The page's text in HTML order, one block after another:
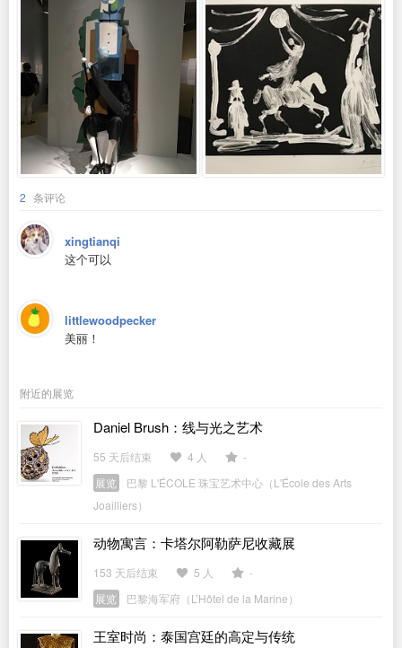
2 条评论
xingtianqi
这个可以
littlewoodpecker
美丽！
附近的展览
Daniel Brush：线与光之艺术
55 天后结束 4 人
-
展览
巴黎 L'ÉCOLE 珠宝艺术中心（L'École des Arts
Joailliers）
动物寓言：卡塔尔阿勒萨尼收藏展
153 天后结束 5 人
-
展览
巴黎海军府（L’Hôtel de la Marine）
王室时尚：泰国宫廷的高定与传统